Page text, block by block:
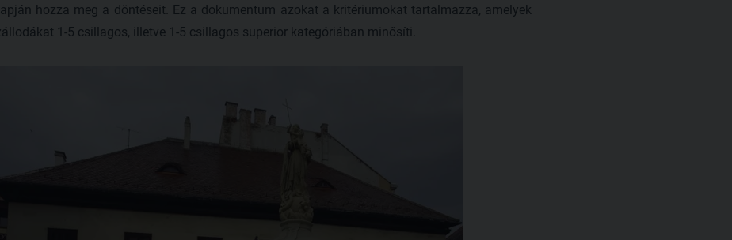
hozza meg a döntéseit. Ez a dokumentum azokat a kritériumokat tartalmazza, amelyek
1-5 csillagos, illetve 1-5 csillagos superior kategóriában minősíti.